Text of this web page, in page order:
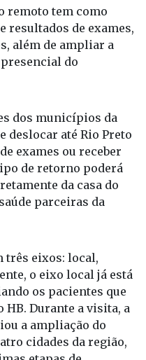
remoto tem como
resultados de exames,
além de ampliar a
do
dos municípios da
deslocar até Rio Preto
exames ou receber
de retorno poderá
da casa do
parceiras da
três eixos: local,
o eixo local já está
os pacientes que
Durante a visita, a
a ampliação do
cidades da região,